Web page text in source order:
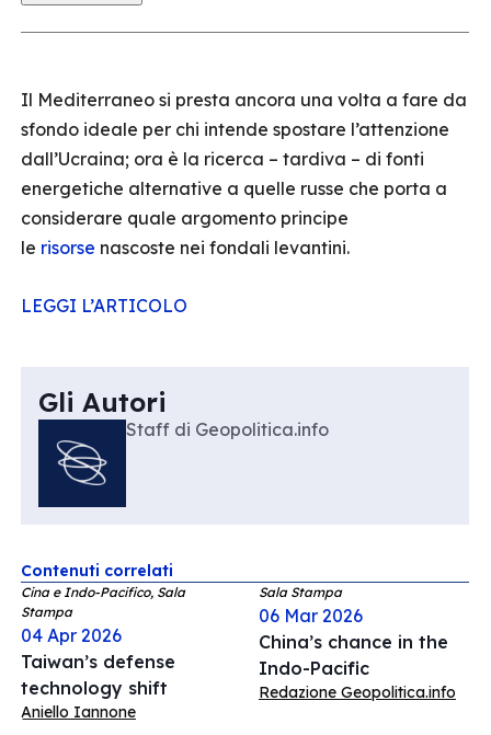
Il Mediterraneo si presta ancora una volta a fare da
sfondo ideale per chi intende spostare l’attenzione
dall’Ucraina; ora è la ricerca – tardiva – di fonti
energetiche alternative a quelle russe che porta a
considerare quale argomento principe
le risorse nascoste nei fondali levantini.
LEGGI L’ARTICOLO
Gli Autori
Staff di Geopolitica.info
Contenuti correlati
Cina e Indo-Pacifico, Sala
Stampa
04 Apr 2026
Taiwan’s defense
technology shift
Aniello Iannone
Sala Stampa
06 Mar 2026
China’s chance in the
Indo-Pacific
Redazione Geopolitica.info